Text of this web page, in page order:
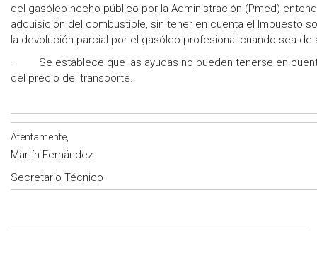
del gasóleo hecho público por la Administración (Pmed)
adquisición del combustible, sin tener en cuenta el Impuesto
la devolución parcial por el gasóleo profesional cuando sea de
· Se establece que las ayudas no pueden tenerse en
del precio del transporte.
Atentamente,
Martín Fernández
Secretario Técnico